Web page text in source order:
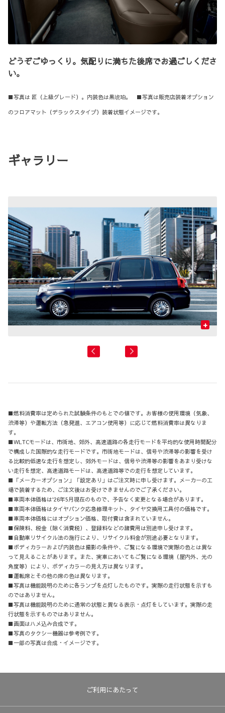
どうぞごゆっくり。気配りに満ちた後席でお過ごしくださ
い。
■写真は 匠（上級グレード）。内装色は黒琥珀。 ■写真は販売店装着オプション
のフロアマット（デラックスタイプ）装着状態イメージです。
ギャラリー
+
■燃料消費率は定められた試験条件のもとでの値です。お客様の使用環境（気象、
渋滞等）や運転方法（急発進、エアコン使用等）に応じて燃料消費率は異なりま
す。
■WLTCモードは、市街地、郊外、高速道路の各走行モードを平均的な使用時間配分
で構成した国際的な走行モードです。市街地モードは、信号や渋滞等の影響を受け
る比較的低速な走行を想定し、郊外モードは、信号や渋滞等の影響をあまり受けな
い走行を想定、高速道路モードは、高速道路等での走行を想定しています。
■「メーカーオプション」「設定あり」はご注文時に申し受けます。メーカーの工
場で装着するため、ご注文後はお受けできませんのでご了承ください。
■車両本体価格は'26年5月現在のもので、予告なく変更となる場合があります。
■車両本体価格はタイヤパンク応急修理キット、タイヤ交換用工具付の価格です。
■車両本体価格にはオプション価格、取付費は含まれていません。
■保険料、税金（除く消費税）、登録料などの諸費用は別途申し受けます。
■自動車リサイクル法の施行により、リサイクル料金が別途必要となります。
■ボディカラーおよび内装色は撮影の条件や、ご覧になる環境で実際の色とは異な
って見えることがあります。また、実車においてもご覧になる環境（屋内外、光の
角度等）により、ボディカラーの見え方は異なります。
■運転席とその他の席の色は異なります。
■写真は機能説明のために各ランプを点灯したものです。実際の走行状態を示すも
のではありません。
■写真は機能説明のために通常の状態と異なる表示・点灯をしています。実際の走
行状態を示すものではありません。
■画面はハメ込み合成です。
■写真のタクシー機器は参考例です。
■一部の写真は合成・イメージです。
ご利用にあたって